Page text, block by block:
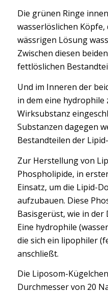
Die grünen Ringe
wasserlöslichen Köpfe,
wässrigen Lösung
Zwischen diesen
fettlöslichen
Und im Inneren der
in dem eine
Wirksubstanz
Substanzen dagegen
Bestandteilen der
Zur Herstellung von
Phospholipide, in
Einsatz, um die Lipid-
aufzubauen. Diese
Basisgerüst, wie in der
Eine hydrophile
die sich ein lipophiler
anschließt.
Die Liposom-
Durchmesser von 20